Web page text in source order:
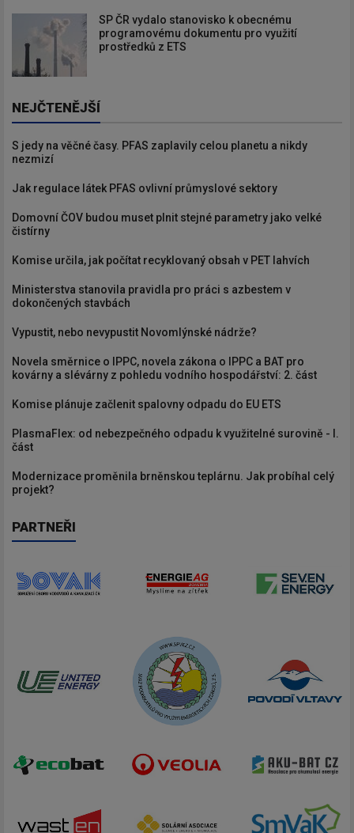
SP ČR vydalo stanovisko k obecnému
programovému dokumentu pro využití
prostředků z ETS
NEJČTENĚJŠÍ
S jedy na věčné časy. PFAS zaplavily celou planetu a nikdy
nezmizí
Jak regulace látek PFAS ovlivní průmyslové sektory
Domovní ČOV budou muset plnit stejné parametry jako velké
čistírny
Komise určila, jak počítat recyklovaný obsah v PET lahvích
Ministerstva stanovila pravidla pro práci s azbestem v
dokončených stavbách
Vypustit, nebo nevypustit Novomlýnské nádrže?
Novela směrnice o IPPC, novela zákona o IPPC a BAT pro
kovárny a slévárny z pohledu vodního hospodářství: 2. část
Komise plánuje začlenit spalovny odpadu do EU ETS
PlasmaFlex: od nebezpečného odpadu k využitelné surovině - I.
část
Modernizace proměnila brněnskou teplárnu. Jak probíhal celý
projekt?
PARTNEŘI